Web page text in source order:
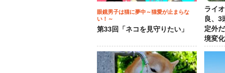
眼鏡男子は猫に夢中～猫愛が止まらな
い！～
第33回「ネコを見守りたい」
ライ
良、
定外
境変化